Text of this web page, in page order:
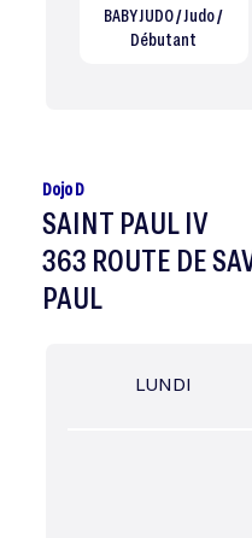
BABY JUDO / Judo /
Débutant
Dojo D
SAINT PAUL IV
363 ROUTE DE
PAUL
LUNDI